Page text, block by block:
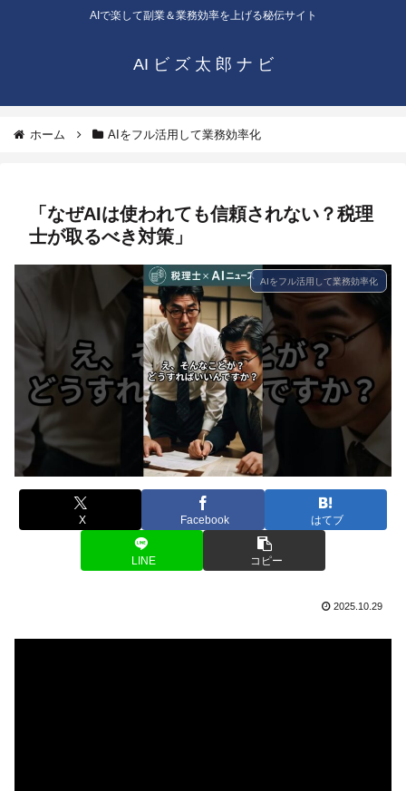
AIで楽して副業＆業務効率を上げる秘伝サイト
AI ビ ズ 太 郎 ナ ビ
ホーム AIをフル活用して業務効率化
「なぜAIは使われても信頼されない？税理
士が取るべき対策」
AIをフル活用して業務効率化
X Facebook はてブ
LINE コピー
2025.10.29